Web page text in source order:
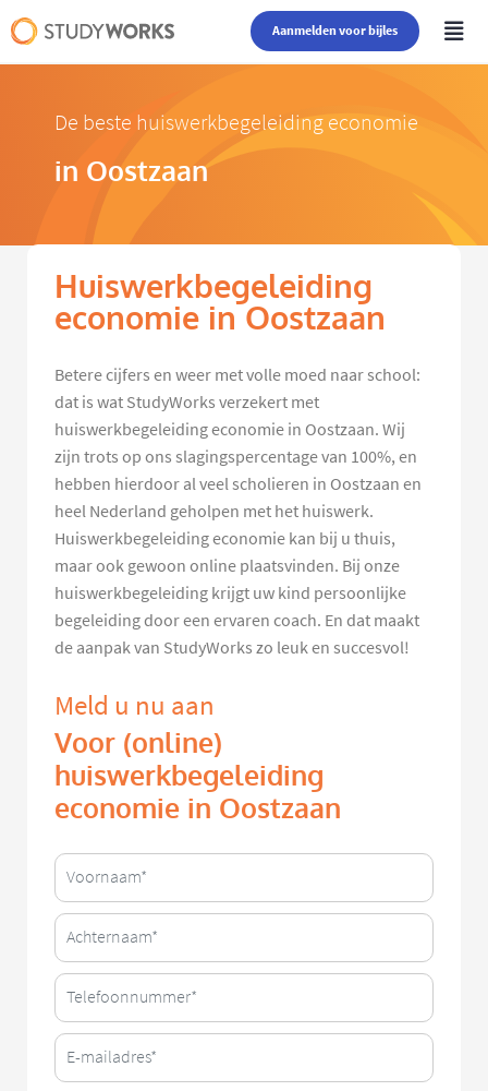
Aanmelden voor bijles
De beste huiswerkbegeleiding economie
in Oostzaan
Huiswerkbegeleiding
economie in Oostzaan
Betere cijfers en weer met volle moed naar school:
dat is wat StudyWorks verzekert met
huiswerkbegeleiding economie in Oostzaan. Wij
zijn trots op ons slagingspercentage van 100%, en
hebben hierdoor al veel scholieren in Oostzaan en
heel Nederland geholpen met het huiswerk.
Huiswerkbegeleiding economie kan bij u thuis,
maar ook gewoon online plaatsvinden. Bij onze
huiswerkbegeleiding krijgt uw kind persoonlijke
begeleiding door een ervaren coach. En dat maakt
de aanpak van StudyWorks zo leuk en succesvol!
Meld u nu aan
Voor (online)
huiswerkbegeleiding
economie in Oostzaan